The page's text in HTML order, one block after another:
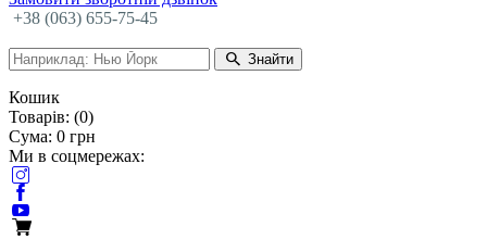
+38 (063) 655-75-45
Знайти
Кошик
Товарів: (0)
Сума: 0 грн
Ми в соцмережах: